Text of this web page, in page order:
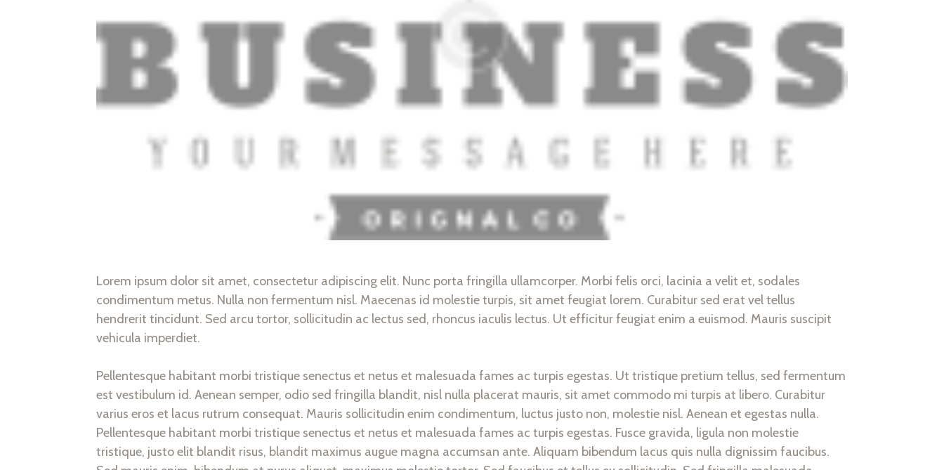
Lorem ipsum dolor sit amet, consectetur adipiscing elit. Nunc porta fringilla ullamcorper. Morbi felis orci, lacinia a velit et, sodales
condimentum metus. Nulla non fermentum nisl. Maecenas id molestie turpis, sit amet feugiat lorem. Curabitur sed erat vel tellus
hendrerit tincidunt. Sed arcu tortor, sollicitudin ac lectus sed, rhoncus iaculis lectus. Ut efficitur feugiat enim a euismod. Mauris suscipit
vehicula imperdiet.
Pellentesque habitant morbi tristique senectus et netus et malesuada fames ac turpis egestas. Ut tristique pretium tellus, sed fermentum
est vestibulum id. Aenean semper, odio sed fringilla blandit, nisl nulla placerat mauris, sit amet commodo mi turpis at libero. Curabitur
varius eros et lacus rutrum consequat. Mauris sollicitudin enim condimentum, luctus justo non, molestie nisl. Aenean et egestas nulla.
Pellentesque habitant morbi tristique senectus et netus et malesuada fames ac turpis egestas. Fusce gravida, ligula non molestie
tristique, justo elit blandit risus, blandit maximus augue magna accumsan ante. Aliquam bibendum lacus quis nulla dignissim faucibus.